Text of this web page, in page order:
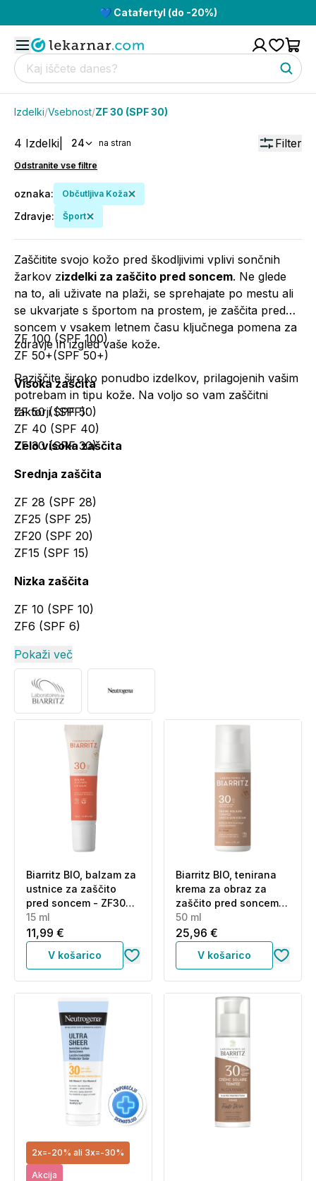
💙 Catafertyl (do -20%)
Izdelki/Vsebnost/ZF 30 (SPF 30)
4 Izdelki 24 na stran Filter
Odstranite vse filtre
oznaka: Občutljiva Koža
Zdravje: Šport
Zaščitite svojo kožo pred škodljivimi vplivi sončnih
žarkov zizdelki za zaščito pred soncem. Ne glede
na to, ali uživate na plaži, se sprehajate po mestu ali
se ukvarjate s športom na prostem, je zaščita pred
soncem v vsakem letnem času ključnega pomena za
zdravje in izgled vaše kože.
Raziščite široko ponudbo izdelkov, prilagojenih vašim
potrebam in tipu kože. Na voljo so vam zaščitni
faktorji (SPF):
Zelo visoka zaščita
ZF 100 (SPF 100)
ZF 50+(SPF 50+)
Visoka zaščita
ZF 50 (SPF 50)
ZF 40 (SPF 40)
ZF 30 (SPF 30)
Srednja zaščita
ZF 28 (SPF 28)
ZF25 (SPF 25)
ZF20 (SPF 20)
ZF15 (SPF 15)
Nizka zaščita
ZF 10 (SPF 10)
ZF6 (SPF 6)
Pokaži več
Biarritz BIO, balzam za
ustnice za zaščito
pred soncem - ZF30
(15 ml)
15 ml
11,99 €
V košarico
Biarritz BIO, tenirana
krema za obraz za
zaščito pred soncem -
bež - ZF30 (50 ml)
50 ml
25,96 €
V košarico
2x=-20% ali 3x=-30%
Akcija